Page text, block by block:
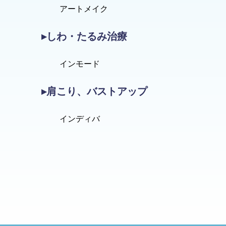
アートメイク
▸しわ・たるみ治療
インモード
▸肩こり、バストアップ
インディバ